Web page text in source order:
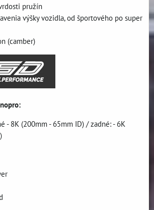
pružín
výšky vozidla, od športového po super
(camber)
- 8K (200mm - 65mm ID) / zadné: - 6K